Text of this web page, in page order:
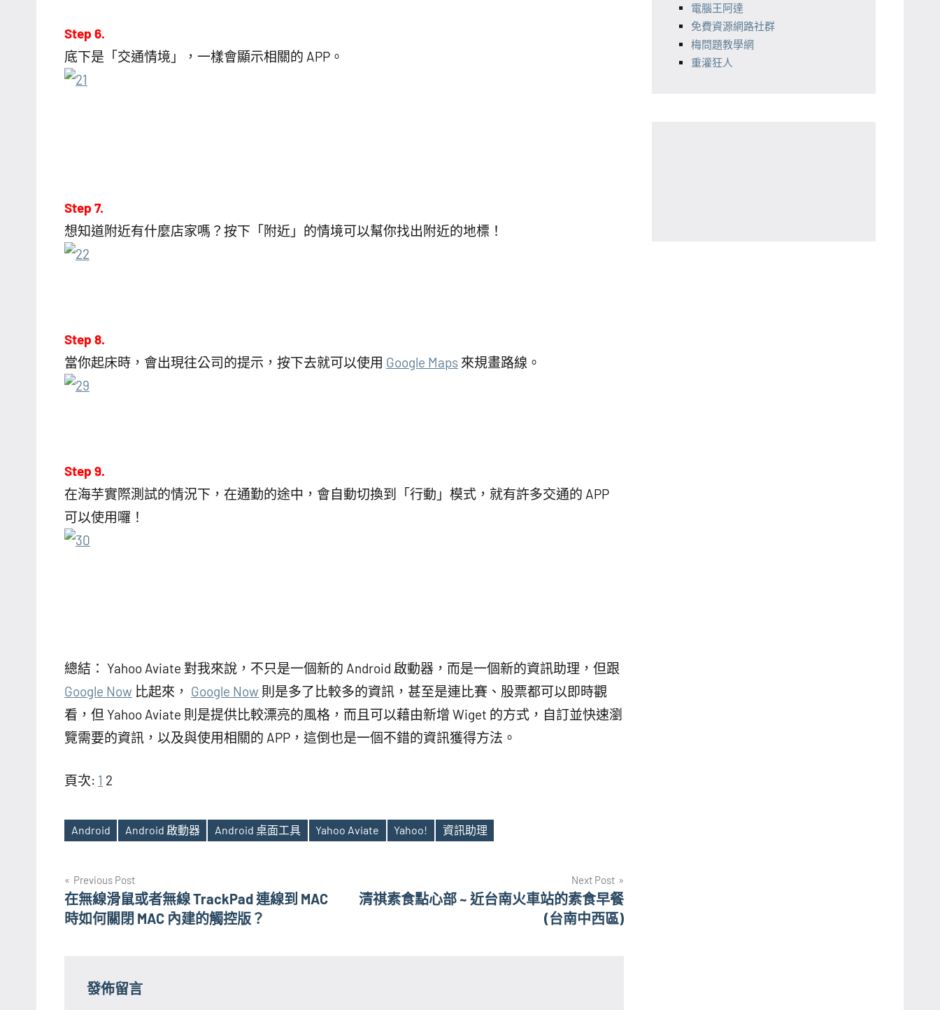
Step 6.
底下是「交通情境」，一樣會顯示相關的 APP。
Step 7.
想知道附近有什麼店家嗎？按下「附近」的情境可以幫你找出附近的地標！
Step 8.
當你起床時，會出現往公司的提示，按下去就可以使用 Google Maps 來規畫路線。
Step 9.
在海芋實際測試的情況下，在通勤的途中，會自動切換到「行動」模式，就有許多交通的 APP
可以使用囉！
總結： Yahoo Aviate 對我來說，不只是一個新的 Android 啟動器，而是一個新的資訊助理，但跟
Google Now 比起來， Google Now 則是多了比較多的資訊，甚至是連比賽、股票都可以即時觀
看，但 Yahoo Aviate 則是提供比較漂亮的風格，而且可以藉由新增 Wiget 的方式，自訂並快速瀏
覽需要的資訊，以及與使用相關的 APP，這倒也是一個不錯的資訊獲得方法。
頁次: 1 2
Tags
Android Android 啟動器 Android 桌面工具 Yahoo Aviate Yahoo! 資訊助理
文
章
Previous Post
在無線滑鼠或者無線 TrackPad 連線到 MAC
時如何關閉 MAC 內建的觸控版？
Next Post
清祺素食點心部 ~ 近台南火車站的素食早餐
(台南中西區)
發佈留言
電腦王阿達
免費資源網路社群
梅問題教學網
重灌狂人